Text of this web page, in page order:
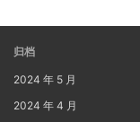
归档
2024 年 5 月
2024 年 4 月